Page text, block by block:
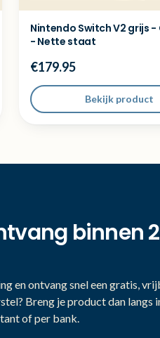
Nintendo Switch V2 grijs
- Nette staat
€179.95
Bekijk product
binnen
en ontvang snel een gratis,
Breng je product dan langs
of per bank.